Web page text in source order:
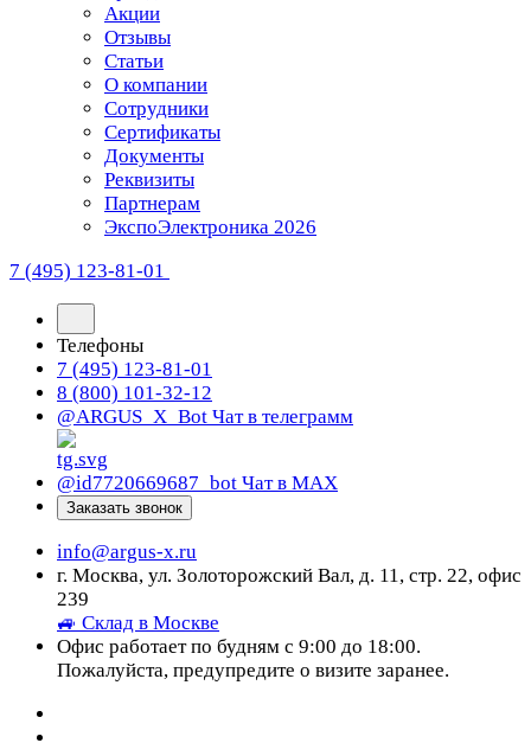
Акции
Отзывы
Статьи
О компании
Сотрудники
Сертификаты
Документы
Реквизиты
Партнерам
ЭкспоЭлектроника 2026
7 (495) 123-81-01
Телефоны
7 (495) 123-81-01
8 (800) 101-32-12
@ARGUS_X_Bot Чат в телеграмм
@id7720669687_bot Чат в МАХ
Заказать звонок
info@argus-x.ru
г. Москва, ул. Золоторожский Вал, д. 11, стр. 22, офис
239
🚙 Склад в Москве
Офис работает по будням с 9:00 до 18:00.
Пожалуйста, предупредите о визите заранее.